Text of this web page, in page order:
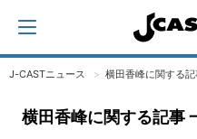
J-CASTニュース 横田香峰に関する
横田香峰に関する記事